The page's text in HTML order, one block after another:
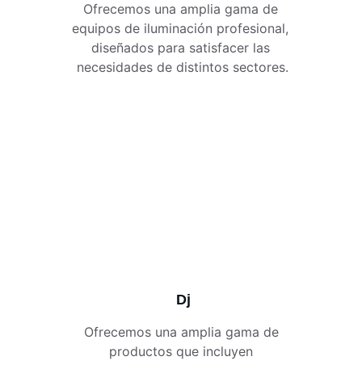
Dj
Ofrecemos una amplia gama de
equipos de iluminación profesional,
diseñados para satisfacer las
necesidades de distintos sectores.
Ofrecemos una amplia gama de
productos que incluyen